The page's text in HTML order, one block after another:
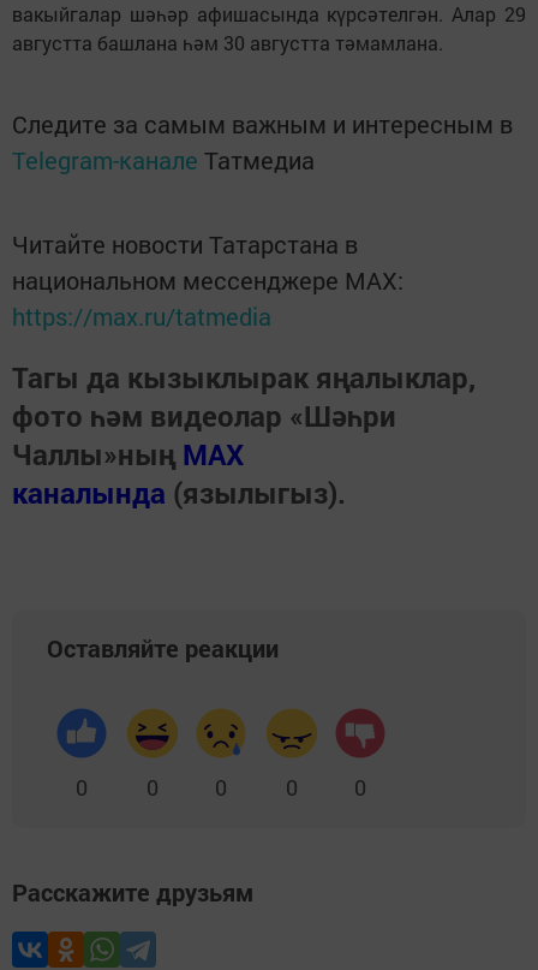
вакыйгалар шәһәр афишасында күрсәтелгән. Алар 29
августта башлана һәм 30 августта тәмамлана.
Следите за самым важным и интересным в
Telegram-канале Татмедиа
Читайте новости Татарстана в
национальном мессенджере MАХ:
https://max.ru/tatmedia
Тагы да кызыклырак яңалыклар,
фото һәм видеолар «Шәһри
Чаллы»ның MAX
каналында (язылыгыз).
Оставляйте реакции
0 0 0 0 0
Расскажите друзьям